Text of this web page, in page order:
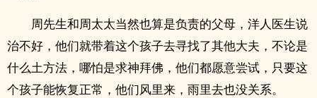
周先生和周太太当然也算是负责的父母，洋人医生说
治不好，他们就带着这个孩子去寻找了其他大夫，不论是
什么土方法，哪怕是求神拜佛，他们都愿意尝试，只要这
个孩子能恢复正常，他们风里来，雨里去也没关系。